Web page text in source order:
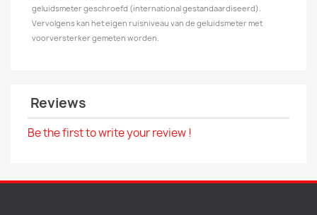
geluidsmeter geschroefd (international gestandaardiseerd).
Vervolgens kan het eigen ruisniveau van de geluidsmeter met
voorversterker gemeten worden.
Reviews
Be the first to write your review !